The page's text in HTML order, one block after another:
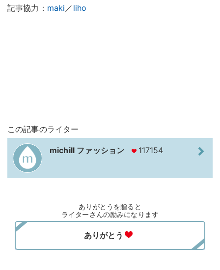
記事協力： maki ／ liho
この記事のライター
michill ファッション 117154
ありがとうを贈ると
ライターさんの励みになります